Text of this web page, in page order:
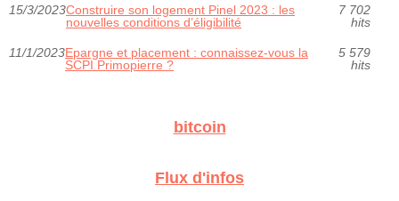
15/3/2023Construire son logement Pinel 2023 : les
nouvelles conditions d’éligibilité
7 702
hits
11/1/2023Epargne et placement : connaissez-vous la
SCPI Primopierre ?
5 579
hits
bitcoin
Flux d'infos